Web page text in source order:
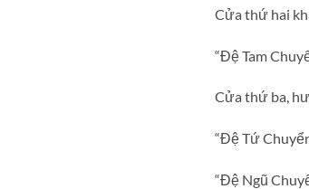
Cửa thứ hai
“Đệ Tam
Cửa thứ ba,
“Đệ Tứ
“Đệ Ngũ